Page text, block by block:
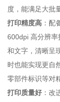
度，能满足大批
打印精度高 ：配
600dpi 高分辨率
和文字，清晰呈
时也能实现更自
零部件标识等对
打印质量好 ：改